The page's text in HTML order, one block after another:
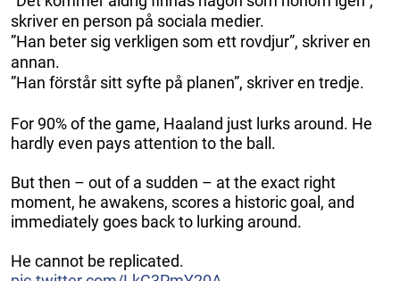
skriver en person på sociala medier.
”Han beter sig verkligen som ett rovdjur”, skriver en
annan.
”Han förstår sitt syfte på planen”, skriver en tredje.
For 90% of the game, Haaland just lurks around. He
hardly even pays attention to the ball.
But then – out of a sudden – at the exact right
moment, he awakens, scores a historic goal, and
immediately goes back to lurking around.
He cannot be replicated.